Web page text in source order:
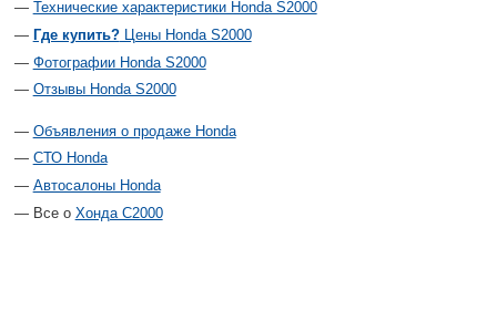
Технические характеристики Honda S2000
Где купить?Цены Honda S2000
Фотографии Honda S2000
Отзывы Honda S2000
Объявления о продаже Honda
СТО Honda
Автосалоны Honda
Все о Хонда С2000